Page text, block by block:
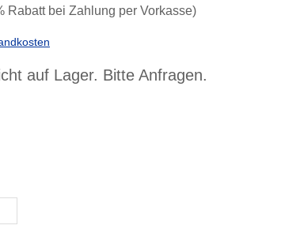
Rabatt bei Zahlung per Vorkasse)
auf Lager. Bitte Anfragen.
verfügbar.)
nicht verfügbar.)